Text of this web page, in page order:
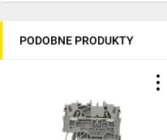
PODOBNE PRODUKTY